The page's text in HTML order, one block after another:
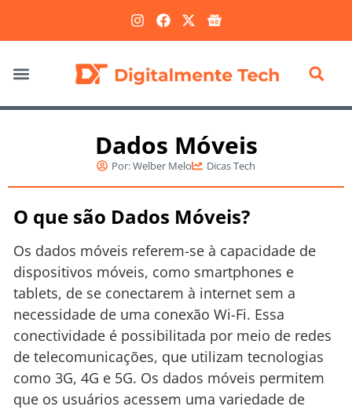
Dados Móveis
Por:Welber Melo Dicas Tech
O que são Dados Móveis?
Os dados móveis referem-se à capacidade de
dispositivos móveis, como smartphones e
tablets, de se conectarem à internet sem a
necessidade de uma conexão Wi-Fi. Essa
conectividade é possibilitada por meio de redes
de telecomunicações, que utilizam tecnologias
como 3G, 4G e 5G. Os dados móveis permitem
que os usuários acessem uma variedade de